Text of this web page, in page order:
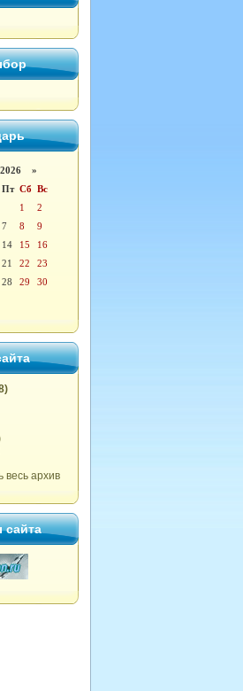
»
Пт Сб Вс
1
2
7 8
9
14 15
16
21 22
23
28 29
30
весь архив
сайта